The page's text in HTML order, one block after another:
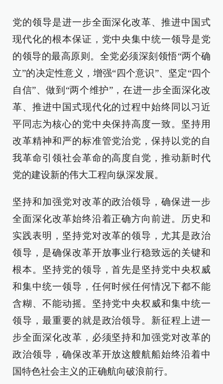
党的领导是进一步全面深化改革、推进中国式
现代化的根本保证，党中央集中统一领导是党
的领导的最高原则。全党必须深刻领悟“两个确
立”的决定性意义，增强“四个意识”、坚定“四个
自信”、做到“两个维护”，在进一步全面深化改
革、推进中国式现代化的过程中始终同以习近
平同志为核心的党中央保持高度一致。坚持用
改革精神和严的标准管党治党，保持以党的自
我革命引领社会革命的高度自觉，推动新时代
党的建设新的伟大工程向纵深发展。
坚持和加强党对改革的政治领导，确保进一步
全面深化改革始终沿着正确方向前进。历史和
实践表明，坚持党对改革的领导，尤其是政治
领导，是确保改革开放事业行稳致远的关键和
根本。坚持党的领导，首先是坚持党中央权威
和集中统一领导，任何时候任何情况下都不能
含糊、不能动摇。坚持党中央权威和集中统一
领导，最重要的就是政治领导。新征程上进一
步全面深化改革，必须坚持和加强党对改革的
政治领导，确保改革开放这艘航船始终沿着中
国特色社会主义的正确航向破浪前行。